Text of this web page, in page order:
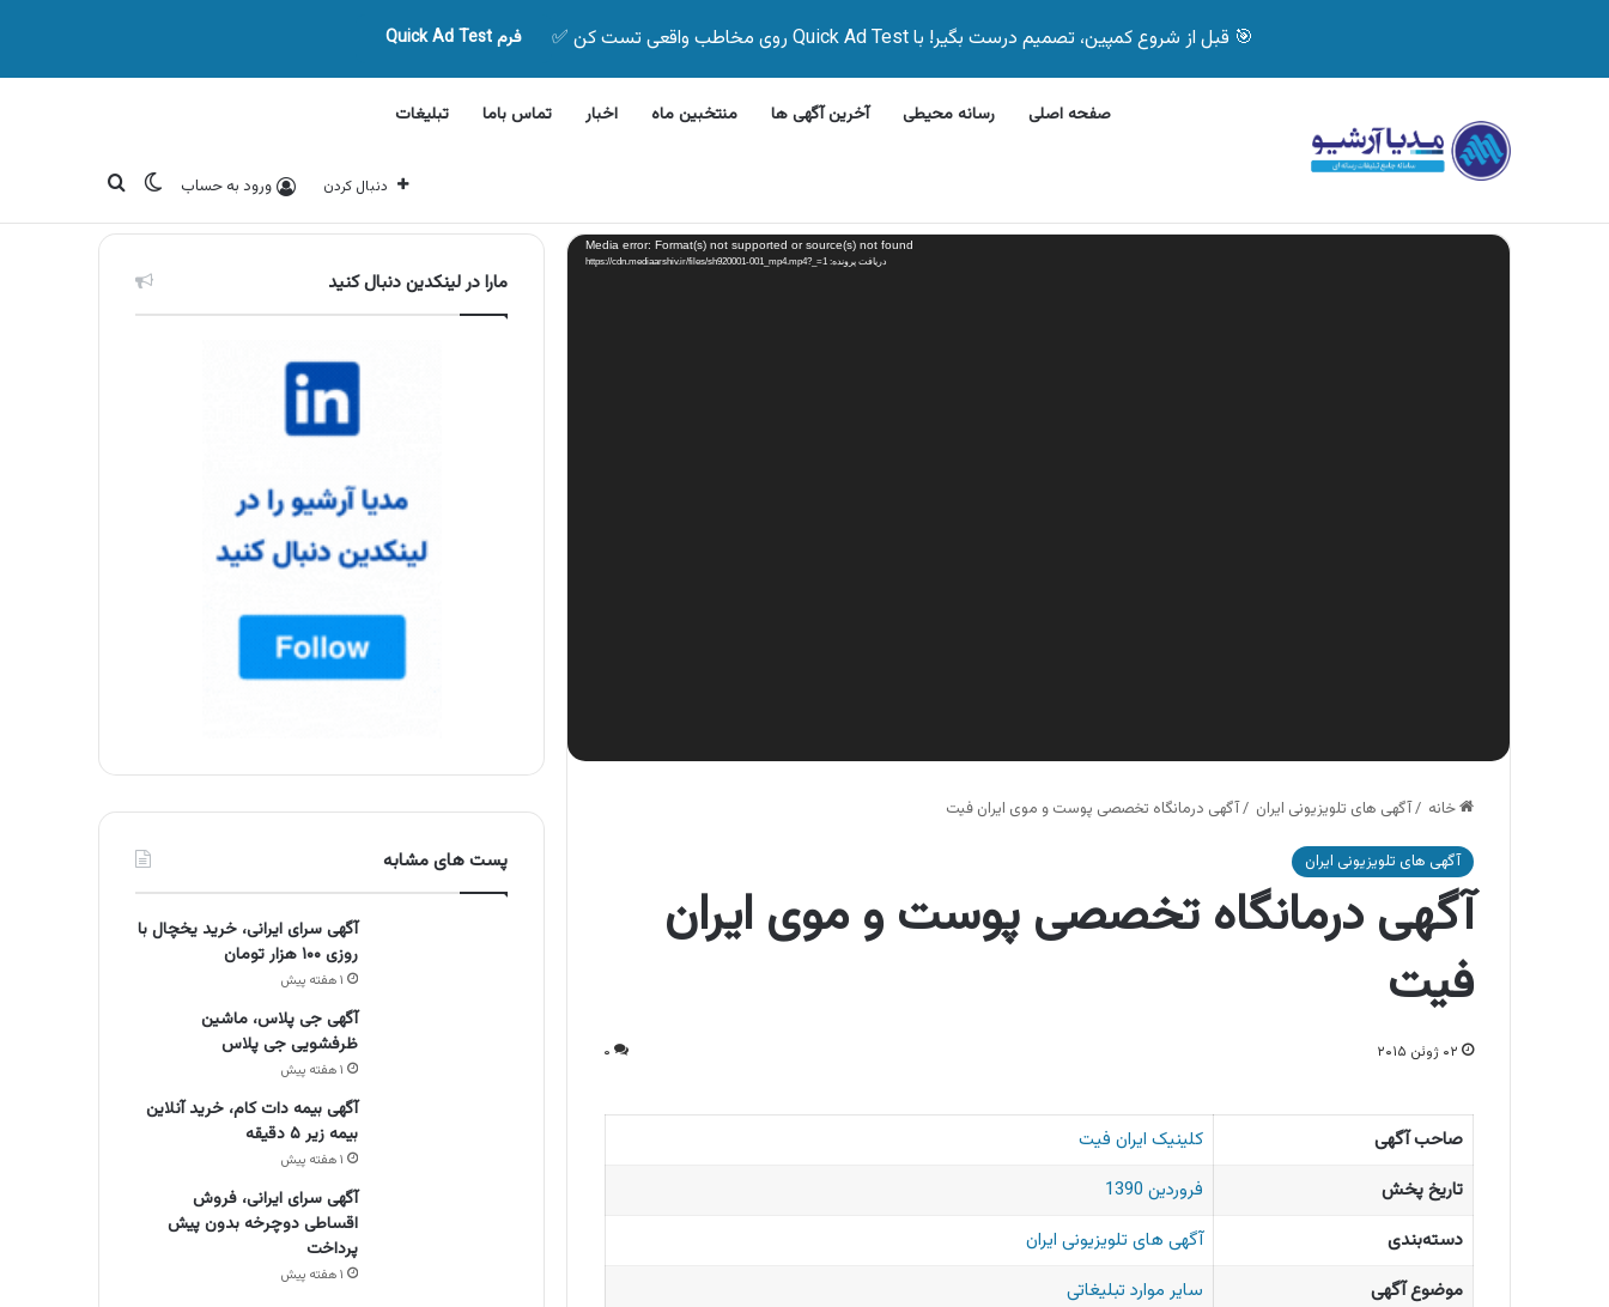
🎯 قبل از شروع کمپین، تصمیم درست بگیر! با Quick Ad Test روی مخاطب واقعی تست کن ✅ فرم Quick Ad Test
صفحه اصلی رسانه محیطی آخرین آگهی ها منتخبین ماه اخبار تماس باما تبلیغات
دنبال کردن ورود به حساب تغییر پوسته
جستجو برای پنج‌شنبه, 6 آگوست 2026 آگهی های تازه
نمایشگر
ویدیو Media error: Format(s) not supported or source(s) not found
دریافت پرونده: https://cdn.mediaarshiv.ir/files/sh920001-001_mp4.mp4?_=1
خانه /آگهی های تلویزیونی ایران /آگهی درمانگاه تخصصی پوست و موی ایران فیت
آگهی های تلویزیونی ایران
آگهی درمانگاه تخصصی پوست و موی ایران
فیت
۰۲ ژوئن ۲۰۱۵ ۰
صاحب آگهی
کلینیک ایران فیت
تاریخ پخش
فروردین 1390
دسته‌بندی
آگهی های تلویزیونی ایران
موضوع آگهی
سایر موارد تبلیغاتی
مارا در لینکدین دنبال کنید
پست های مشابه
آگهی سرای ایرانی، خرید یخچال با
روزی ۱۰۰ هزار تومان
۱ هفته پیش
آگهی جی پلاس، ماشین
ظرفشویی جی پلاس
۱ هفته پیش
آگهی بیمه دات کام، خرید آنلاین
بیمه زیر ۵ دقیقه
۱ هفته پیش
آگهی سرای ایرانی، فروش
اقساطی دوچرخه بدون پیش
پرداخت
۱ هفته پیش